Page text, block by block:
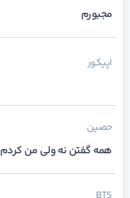
مجبورم
اپیکور
حصین
همه گفتن نه ولی من کردم